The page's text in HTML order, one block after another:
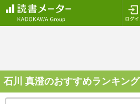
石川 真澄のおすすめランキング